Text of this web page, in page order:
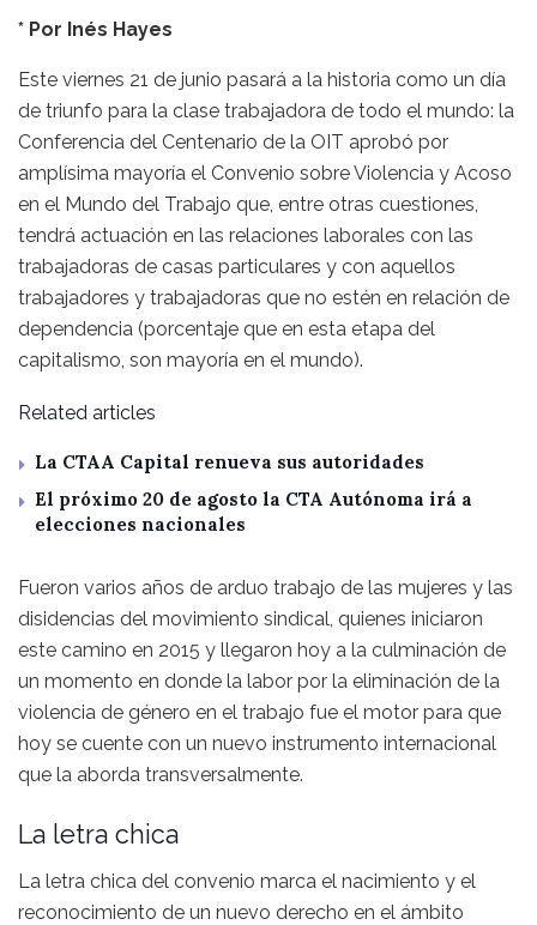
* Por Inés Hayes
Este viernes 21 de junio pasará a la historia como un día
de triunfo para la clase trabajadora de todo el mundo: la
Conferencia del Centenario de la OIT aprobó por
amplísima mayoría el Convenio sobre Violencia y Acoso
en el Mundo del Trabajo que, entre otras cuestiones,
tendrá actuación en las relaciones laborales con las
trabajadoras de casas particulares y con aquellos
trabajadores y trabajadoras que no estén en relación de
dependencia (porcentaje que en esta etapa del
capitalismo, son mayoría en el mundo).
Related articles
La CTAA Capital renueva sus autoridades
El próximo 20 de agosto la CTA Autónoma irá a
elecciones nacionales
Fueron varios años de arduo trabajo de las mujeres y las
disidencias del movimiento sindical, quienes iniciaron
este camino en 2015 y llegaron hoy a la culminación de
un momento en donde la labor por la eliminación de la
violencia de género en el trabajo fue el motor para que
hoy se cuente con un nuevo instrumento internacional
que la aborda transversalmente.
La letra chica
La letra chica del convenio marca el nacimiento y el
reconocimiento de un nuevo derecho en el ámbito